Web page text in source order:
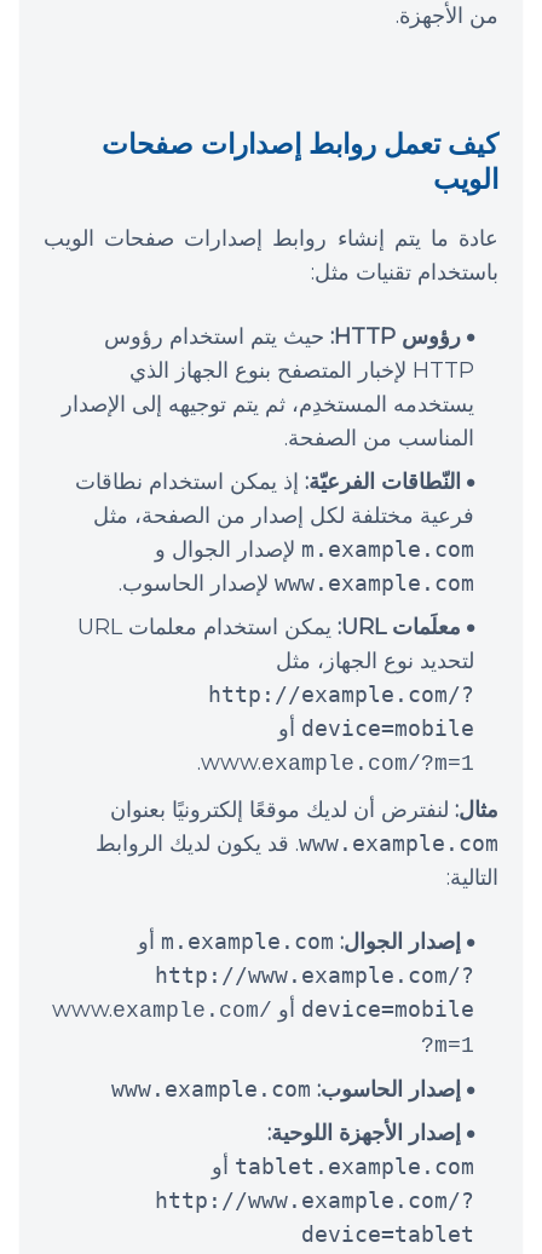
من الأجهزة.
كيف تعمل روابط إصدارات صفحات
الويب
عادة ما يتم إنشاء روابط إصدارات صفحات الويب
باستخدام تقنيات مثل:
رؤوس HTTP:
حيث يتم استخدام رؤوس
HTTP لإخبار المتصفح بنوع الجهاز الذي
يستخدمه المستخدِم، ثم يتم توجيهه إلى الإصدار
المناسب من الصفحة.
النّطاقات الفرعيّة: إذ يمكن استخدام نطاقات
فرعية مختلفة لكل إصدار من الصفحة، مثل
m.example.com لإصدار الجوال و
www.example.com لإصدار الحاسوب.
معلَمات URL:
يمكن استخدام معلمات URL
لتحديد نوع الجهاز، مثل
http://example.com/?
device=mobile أو
www.example.com/?m=1
.
مثال: لنفترض أن لديك موقعًا إلكترونيًا بعنوان
www.example.com. قد يكون لديك الروابط
التالية:
إصدار الجوال: m.example.com أو
http://www.example.com/?
device=mobile أو www. example.com/
?m=1
إصدار الحاسوب: www.example.com
إصدار الأجهزة اللوحية:
tablet.example.com أو
http://www.example.com/?
device=tablet